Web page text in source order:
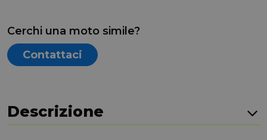
Cerchi una moto simile?
Contattaci
Descrizione